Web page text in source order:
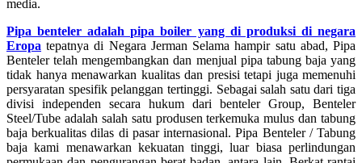
media.
Pipa benteler adalah pipa boiler yang di produksi di negara
Eropa tepatnya di Negara Jerman Selama hampir satu abad, Pipa
Benteler telah mengembangkan dan menjual pipa tabung baja yang
tidak hanya menawarkan kualitas dan presisi tetapi juga memenuhi
persyaratan spesifik pelanggan tertinggi. Sebagai salah satu dari tiga
divisi independen secara hukum dari benteler Group, Benteler
Steel/Tube adalah salah satu produsen terkemuka mulus dan tabung
baja berkualitas dilas di pasar internasional. Pipa Benteler / Tabung
baja kami menawarkan kekuatan tinggi, luar biasa perlindungan